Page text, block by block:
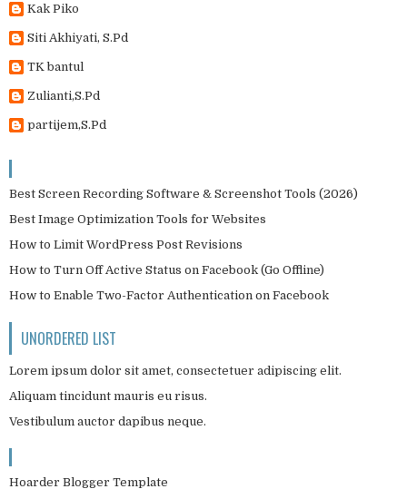
Kak Piko
Siti Akhiyati, S.Pd
TK bantul
Zulianti,S.Pd
partijem,S.Pd
Best Screen Recording Software & Screenshot Tools (2026)
Best Image Optimization Tools for Websites
How to Limit WordPress Post Revisions
How to Turn Off Active Status on Facebook (Go Offline)
How to Enable Two-Factor Authentication on Facebook
UNORDERED LIST
Lorem ipsum dolor sit amet, consectetuer adipiscing elit.
Aliquam tincidunt mauris eu risus.
Vestibulum auctor dapibus neque.
Hoarder Blogger Template